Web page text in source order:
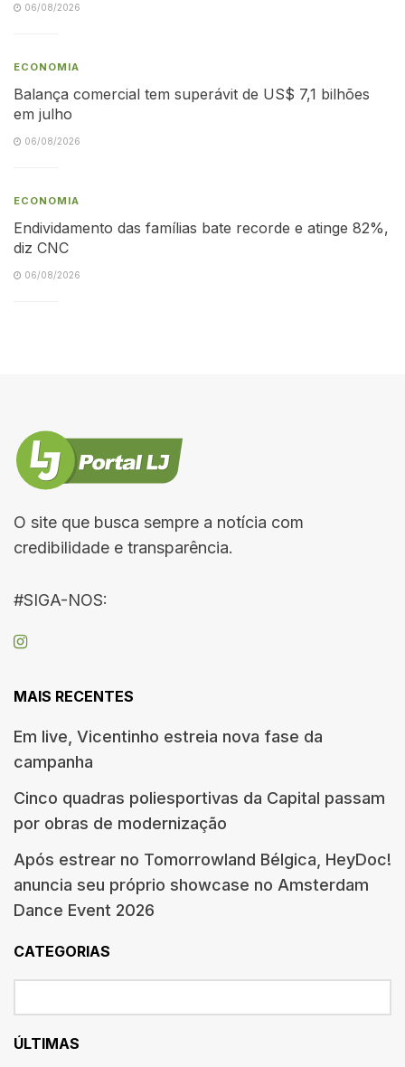
06/08/2026
ECONOMIA
Balança comercial tem superávit de US$ 7,1 bilhões
em julho
06/08/2026
ECONOMIA
Endividamento das famílias bate recorde e atinge 82%,
diz CNC
06/08/2026
O site que busca sempre a notícia com
credibilidade e transparência.
#SIGA-NOS:
MAIS RECENTES
Em live, Vicentinho estreia nova fase da
campanha
Cinco quadras poliesportivas da Capital passam
por obras de modernização
Após estrear no Tomorrowland Bélgica, HeyDoc!
anuncia seu próprio showcase no Amsterdam
Dance Event 2026
CATEGORIAS
ÚLTIMAS